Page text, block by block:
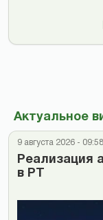
Актуальное
9 августа 2026 - 09:58
Реализация
в РТ